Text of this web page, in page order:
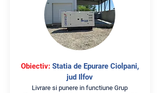
Obiectiv:Statia de Epurare Ciolpani,
jud Ilfov
Livrare si punere in functiune Grup